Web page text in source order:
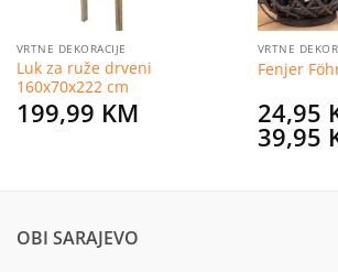
VRTNE DEKORACIJE
Luk za ruže drveni
160x70x222 cm
199,99 KM
VRTNE
Fenjer
24,95
39,95
OBI SARAJEVO